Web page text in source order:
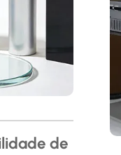
de